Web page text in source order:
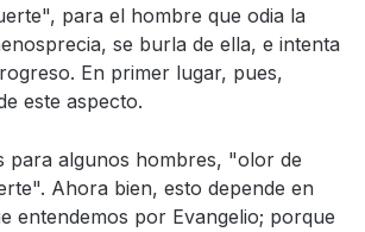
para el hombre que odia la
se burla de ella, e intenta
En primer lugar, pues,
este aspecto.
para algunos hombres, "olor de
Ahora bien, esto depende en
entendemos por Evangelio; porque